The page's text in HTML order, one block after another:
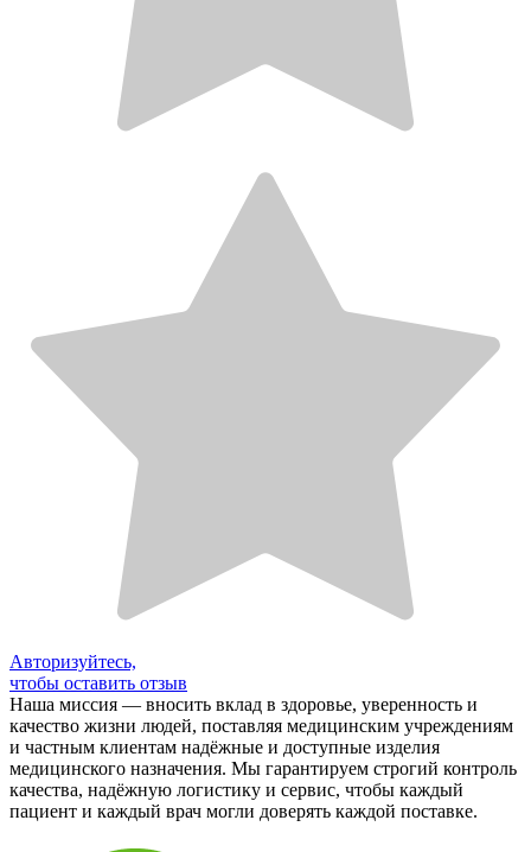
Авторизуйтесь,
чтобы оставить отзыв
Наша миссия — вносить вклад в здоровье, уверенность и
качество жизни людей, поставляя медицинским учреждениям
и частным клиентам надёжные и доступные изделия
медицинского назначения. Мы гарантируем строгий контроль
качества, надёжную логистику и сервис, чтобы каждый
пациент и каждый врач могли доверять каждой поставке.